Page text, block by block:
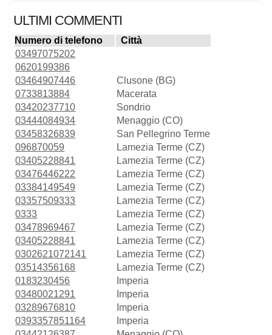
ULTIMI COMMENTI
Numero di telefono
Città
03497075202
0620199386
03464907446
Clusone (BG)
0733813884
Macerata
03420237710
Sondrio
03444084934
Menaggio (CO)
03458326839
San Pellegrino Terme
096870059
Lamezia Terme (CZ)
03405228841
Lamezia Terme (CZ)
03476446222
Lamezia Terme (CZ)
03384149549
Lamezia Terme (CZ)
03357509333
Lamezia Terme (CZ)
0333
Lamezia Terme (CZ)
03478969467
Lamezia Terme (CZ)
03405228841
Lamezia Terme (CZ)
0302621072141
Lamezia Terme (CZ)
03514356168
Lamezia Terme (CZ)
0183230456
Imperia
03480021291
Imperia
03289676810
Imperia
0393357851164
Imperia